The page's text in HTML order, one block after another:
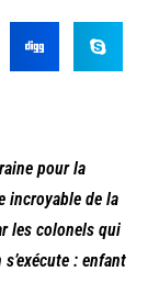
pour la
incroyable de la
les colonels qui
: enfant